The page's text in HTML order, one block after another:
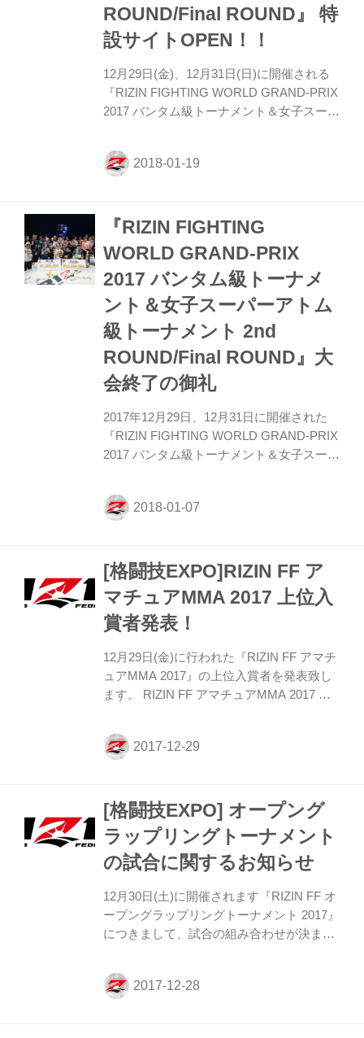
ROUND/Final ROUND』 特
設サイトOPEN！！
12月29日(金)、12月31日(日)に開催される
『RIZIN FIGHTING WORLD GRAND-PRIX
2017 バンタム級トーナメント＆女子スーパ
ROUND』の特設サイトがOPENしまし
た！ 選手インタビューを始め、いつもより
設サイトはこちら
『RIZIN FIGHTING
WORLD GRAND-PRIX
2017 バンタム級トーナメ
ント＆女子スーパーアトム
級トーナメント 2nd
ROUND/Final ROUND』大
会終了の御礼
2017年12月29日、12月31日に開催された
『RIZIN FIGHTING WORLD GRAND-PRIX
2017 バンタム級トーナメント＆女子スーパ
ROUND』に沢山のご来場、ご視聴いただ
きましてありがとうございました。 大きな
ます。 引き続きのご支援・ご声援をよろし
くお願いいたします。 なお試合結果や大会
の様子等は、特設サイトにてご案内してお
ります。 みなさまぜひ、チェックしてくだ
[格闘技EXPO]RIZIN FF ア
マチュアMMA 2017 上位入
賞者発表！
12月29日(金)に行われた『RIZIN FF アマチ
ュアMMA 2017』の上位入賞者を発表致し
ます。 RIZIN FF アマチュアMMA 2017 男
(SUBMIT MMA) ◆ フェザー級（-65.8kg）
優勝 山本 空良 (パワーオブドリーム札幌)
Team) 準優勝 上原 平 (リバーサルジム横浜
グランドスラム) ◆ ウェルター級
（−77.1kg） 優勝 嶋田 伊吹 (総斗會三村道
場) ◆ ミドル級（−83...
[格闘技EXPO] オープング
ラップリングトーナメント
の試合に関するお知らせ
12月30日(土)に開催されます『RIZIN FF オ
ープングラップリングトーナメント 2017』
につきまして、試合の組み合わせが決まり
のトーナメントはこちらから -75kg級のト
ーナメントはこちらから ご参加される皆様